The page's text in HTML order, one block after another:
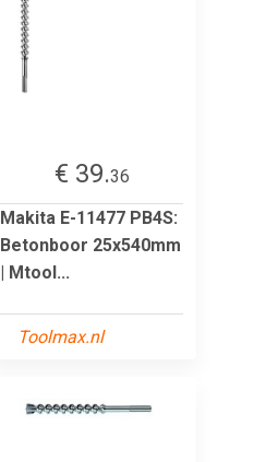
€ 39.36
Makita E-11477 PB4S:
Betonboor 25x540mm
| Mtool...
Toolmax.nl